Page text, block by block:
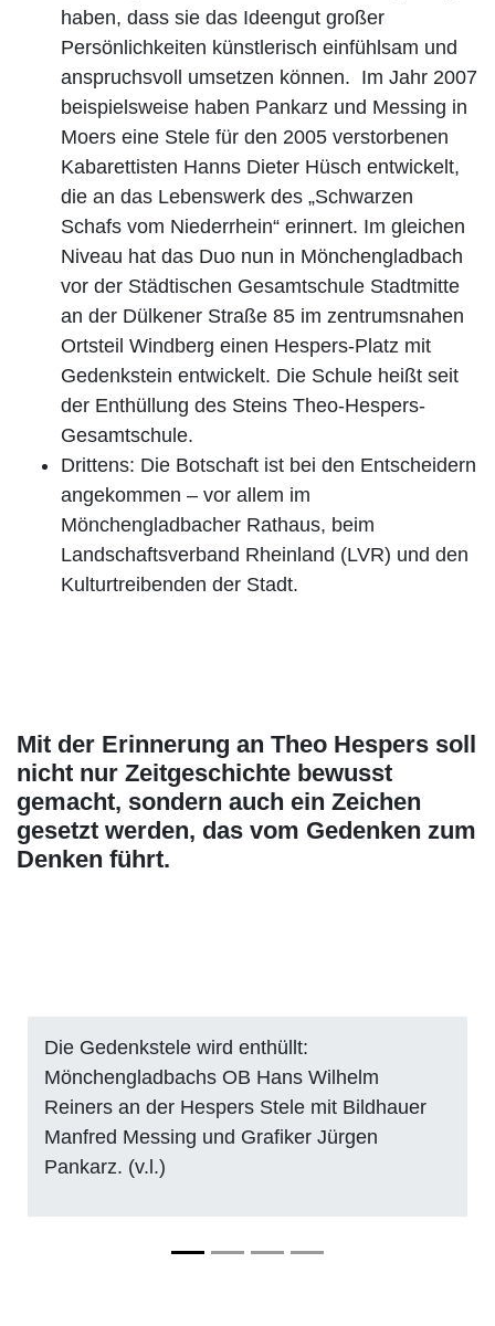
haben, dass sie das Ideengut großer
Persönlichkeiten künstlerisch einfühlsam und
anspruchsvoll umsetzen können. Im Jahr 2007
beispielsweise haben Pankarz und Messing in
Moers eine Stele für den 2005 verstorbenen
Kabarettisten Hanns Dieter Hüsch entwickelt,
die an das Lebenswerk des „Schwarzen
Schafs vom Niederrhein“ erinnert. Im gleichen
Niveau hat das Duo nun in Mönchengladbach
vor der Städtischen Gesamtschule Stadtmitte
an der Dülkener Straße 85 im zentrumsnahen
Ortsteil Windberg einen Hespers-Platz mit
Gedenkstein entwickelt. Die Schule heißt seit
der Enthüllung des Steins Theo-Hespers-
Gesamtschule.
Drittens: Die Botschaft ist bei den Entscheidern
angekommen – vor allem im
Mönchengladbacher Rathaus, beim
Landschaftsverband Rheinland (LVR) und den
Kulturtreibenden der Stadt.
Mit der Erinnerung an Theo Hespers soll
nicht nur Zeitgeschichte bewusst
gemacht, sondern auch ein Zeichen
gesetzt werden, das vom Gedenken zum
Denken führt.
Die Gedenkstele wird enthüllt:
Mönchengladbachs OB Hans Wilhelm
Reiners an der Hespers Stele mit Bildhauer
Manfred Messing und Grafiker Jürgen
Pankarz. (v.l.)